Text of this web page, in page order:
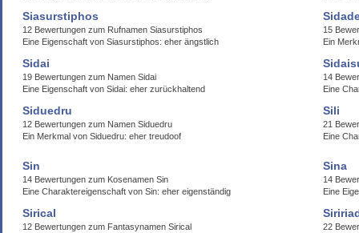
Siasurstiphos
12 Bewertungen zum Rufnamen Siasurstiphos
Eine Eigenschaft von Siasurstiphos: eher ängstlich
15
Ein
Sidai
19 Bewertungen zum Namen Sidai
Eine Eigenschaft von Sidai: eher zurückhaltend
14
Eine
Siduedru
12 Bewertungen zum Namen Siduedru
Ein Merkmal von Siduedru: eher treudoof
Sili
21
Eine
Sin
14 Bewertungen zum Kosenamen Sin
Eine Charaktereigenschaft von Sin: eher eigenständig
Sina
14
Eine
Sirical
12 Bewertungen zum Fantasynamen Sirical
22